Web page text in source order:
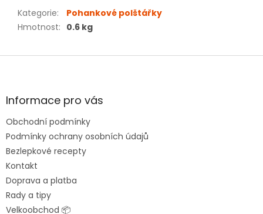
Kategorie:
Pohankové polštářky
Hmotnost: 0.6 kg
Z
aInformace pro vás
Obchodní podmínky
Podmínky ochrany osobních údajů
Bezlepkové recepty
Kontakt
Doprava a platba
Rady a tipy
Velkoobchod 📦